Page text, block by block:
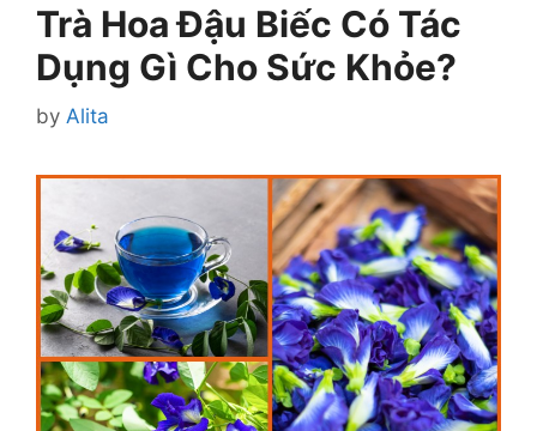
Trà Hoa Đậu Biếc Có Tác
Dụng Gì Cho Sức Khỏe?
by Alita